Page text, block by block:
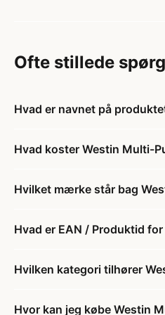
Ofte stillede
Hvad er navnet på
Hvad koster Westin Multi-
Hvilket mærke står bag
Hvad er EAN / Produktid
Hvilken kategori tilhører
Hvor kan jeg købe Westin